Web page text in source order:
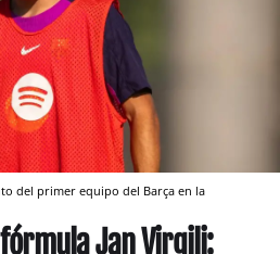
del primer equipo del Barça en la
Jan Virgili: